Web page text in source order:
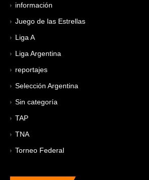
información
Juego de las Estrellas
Liga A
Liga Argentina
reportajes
Selección Argentina
Sin categoría
TAP
TNA
Torneo Federal